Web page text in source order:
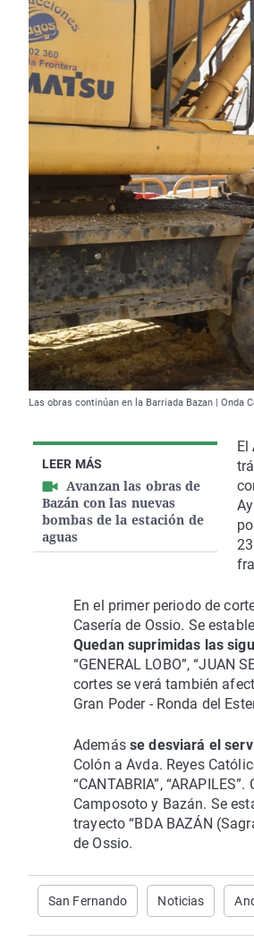
Las obras continúan en la Barriada Bazan | Onda
LEER MÁS
Avanzan las obras de
Bazán con las nuevas
bombas de la estación de
aguas
El
En el primer periodo de
Casería de Ossio. Se
Quedan suprimidas las
“GENERAL LOBO”, “JUAN
cortes se verá también
Gran Poder - Ronda del
Además se desviará el
Colón a Avda. Reyes
“CANTABRIA”,
Camposoto y Bazán. Se
trayecto “BDA BAZÁN
de Ossio.
San Fernando Noticias